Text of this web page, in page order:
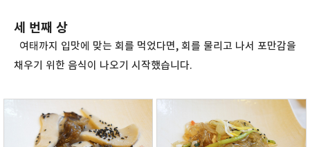
세 번째 상
여태까지 입맛에 맞는 회를 먹었다면, 회를 물리고 나서 포만감을
채우기 위한 음식이 나오기 시작했습니다.